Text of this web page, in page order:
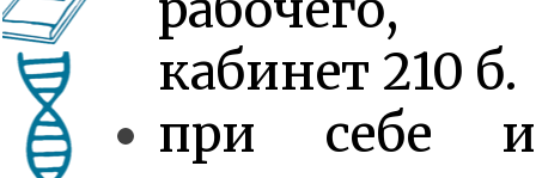
кабинет 210 б.
при себе